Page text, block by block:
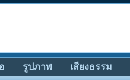
รูปภาพ เสียงธรรม